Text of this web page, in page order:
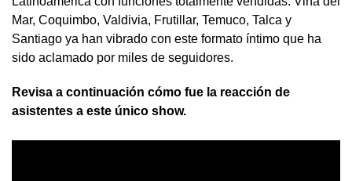
Mar, Coquimbo, Valdivia, Frutillar, Temuco, Talca y
Santiago ya han vibrado con este formato íntimo que ha
sido aclamado por miles de seguidores.
Revisa a continuación cómo fue la reacción de
asistentes a este único show.